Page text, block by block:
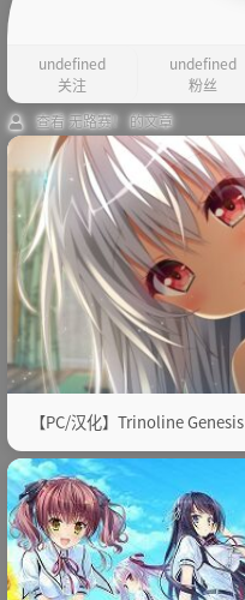
undefined
关注
undefined
粉丝
查看 无路赛！ 的文章
【PC/汉化】Trinoline Genesis